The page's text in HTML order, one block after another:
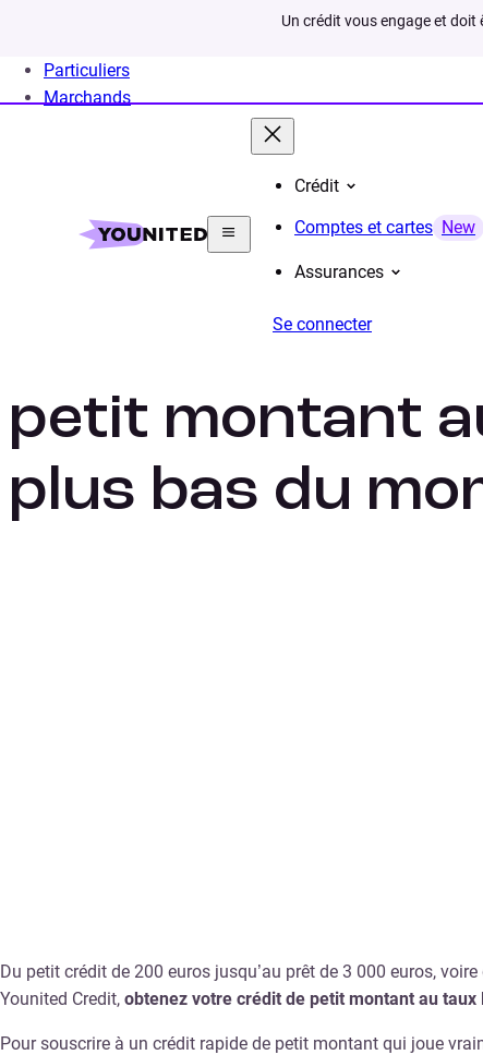
Un crédit vous engage et
Particuliers
Marchands
Crédit
Comptes et cartes New
Assurances
Se connecter
Home Credit rapide Credit petit montant
Obtenez votre
petit montant
plus bas du
Du petit crédit de 200 euros jusqu’au prêt de 3 000 euros,
Younited Credit, obtenez votre crédit de petit montant au taux
Pour souscrire à un crédit rapide de petit montant qui joue